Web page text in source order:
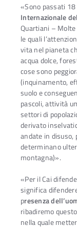
«Sono passati 18
Internazionale
Quartiani –
le quali
vita nel pianeta
acqua dolce,
cose sono
(inquinamento,
suolo e
pascoli, attività
settori di
derivato
andate in disuso,
determinano
montagna)».
«Per il Cai
significa
presenza
ribadiremo
nella quale